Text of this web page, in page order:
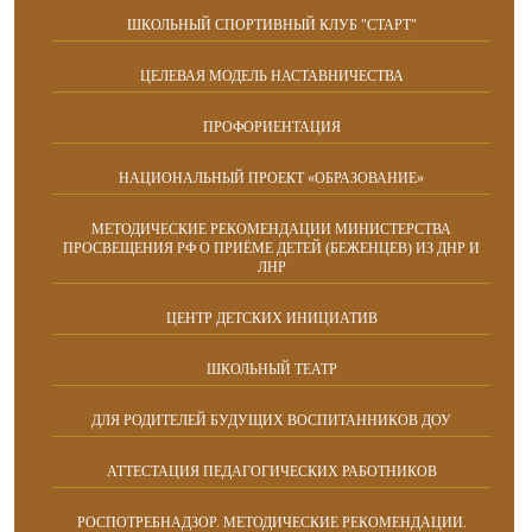
ШКОЛЬНЫЙ СПОРТИВНЫЙ КЛУБ "СТАРТ"
ЦЕЛЕВАЯ МОДЕЛЬ НАСТАВНИЧЕСТВА
ПРОФОРИЕНТАЦИЯ
НАЦИОНАЛЬНЫЙ ПРОЕКТ «ОБРАЗОВАНИЕ»
МЕТОДИЧЕСКИЕ РЕКОМЕНДАЦИИ МИНИСТЕРСТВА
ПРОСВЕЩЕНИЯ РФ О ПРИЁМЕ ДЕТЕЙ (БЕЖЕНЦЕВ) ИЗ ДНР И
ЛНР
ЦЕНТР ДЕТСКИХ ИНИЦИАТИВ
ШКОЛЬНЫЙ ТЕАТР
ДЛЯ РОДИТЕЛЕЙ БУДУЩИХ ВОСПИТАННИКОВ ДОУ
АТТЕСТАЦИЯ ПЕДАГОГИЧЕСКИХ РАБОТНИКОВ
РОСПОТРЕБНАДЗОР. МЕТОДИЧЕСКИЕ РЕКОМЕНДАЦИИ.